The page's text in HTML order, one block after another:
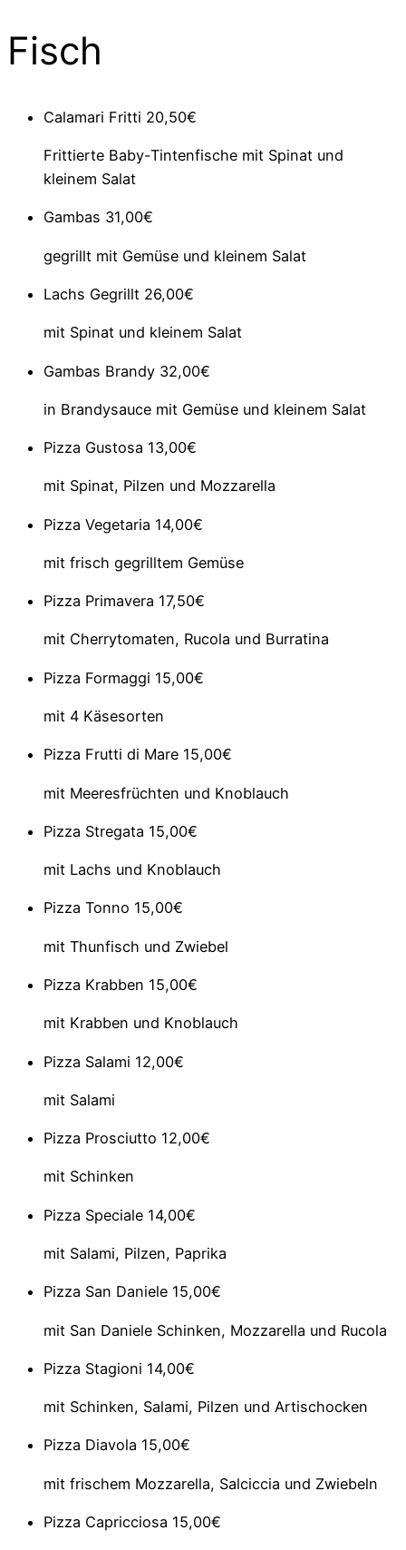
Fisch
Calamari Fritti 20,50€
Frittierte Baby-Tintenfische mit Spinat und
kleinem Salat
Gambas 31,00€
gegrillt mit Gemüse und kleinem Salat
Lachs Gegrillt 26,00€
mit Spinat und kleinem Salat
Gambas Brandy 32,00€
in Brandysauce mit Gemüse und kleinem Salat
Pizza Gustosa 13,00€
mit Spinat, Pilzen und Mozzarella
Pizza Vegetaria 14,00€
mit frisch gegrilltem Gemüse
Pizza Primavera 17,50€
mit Cherrytomaten, Rucola und Burratina
Pizza Formaggi 15,00€
mit 4 Käsesorten
Pizza Frutti di Mare 15,00€
mit Meeresfrüchten und Knoblauch
Pizza Stregata 15,00€
mit Lachs und Knoblauch
Pizza Tonno 15,00€
mit Thunfisch und Zwiebel
Pizza Krabben 15,00€
mit Krabben und Knoblauch
Pizza Salami 12,00€
mit Salami
Pizza Prosciutto 12,00€
mit Schinken
Pizza Speciale 14,00€
mit Salami, Pilzen, Paprika
Pizza San Daniele 15,00€
mit San Daniele Schinken, Mozzarella und Rucola
Pizza Stagioni 14,00€
mit Schinken, Salami, Pilzen und Artischocken
Pizza Diavola 15,00€
mit frischem Mozzarella, Salciccia und Zwiebeln
Pizza Capricciosa 15,00€